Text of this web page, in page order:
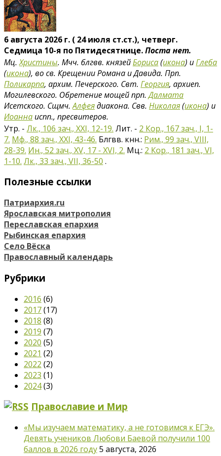
6 августа 2026 г. ( 24 июля ст.ст.), четверг.
Седмица 10-я по Пятидесятнице.Поста нет.
Мц.Христины. Мчч. блгвв. князейБориса(икона) иГлеба
(икона), во св. Крещении Романа и Давида. Прп.
Поликарпа, архим. Печерского. Свт. Георгия, архиеп.
Могилевского. Обретение мощей прп.Далмата
Исетского. Сщмч.Алфеядиакона. Свв. Николая(икона) и
Иоанна испп., пресвитеров.
Утр. - Лк., 106 зач., XXI, 12-19. Лит. - 2 Кор., 167 зач., I, 1-
7. Мф., 88 зач., XXI, 43-46. Блгвв. кнн.: Рим., 99 зач., VIII,
28-39. Ин., 52 зач., XV, 17 - XVI, 2. Мц.: 2 Кор., 181 зач., VI,
1-10. Лк., 33 зач., VII, 36-50 .
Полезные ссылки
Патриархия.ru
Ярославская митрополия
Переславская епархия
Рыбинская епархия
Село Вёска
Православный календарь
Рубрики
2016 (6)
2017(17)
2018 (8)
2019 (7)
2020 (5)
2021 (2)
2022 (2)
2023 (1)
2024(3)
Православие и Мир
«Мы изучаем математику, а не готовимся к ЕГЭ».
Девять учеников Любови Баевой получили 100
баллов в 2026 году5 августа, 2026